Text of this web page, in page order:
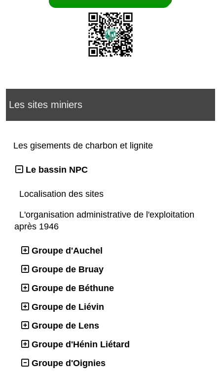
Les sites miniers
Les gisements de charbon et lignite
Le bassin NPC
Localisation des sites
L'organisation administrative de l'exploitation
après 1946
Groupe d'Auchel
Groupe de Bruay
Groupe de Béthune
Groupe de Liévin
Groupe de Lens
Groupe d'Hénin Liétard
Groupe d'Oignies